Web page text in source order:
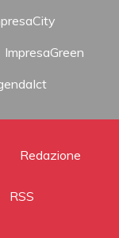
ImpresaGreen
Redazione
RSS